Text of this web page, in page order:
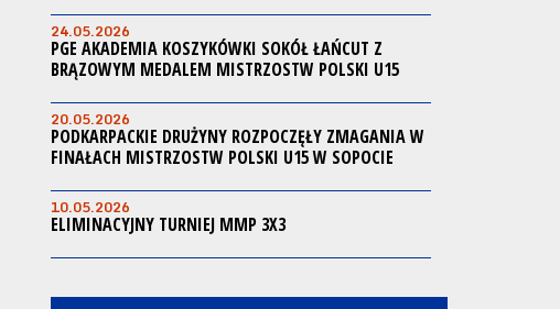
24.05.2026
PGE AKADEMIA KOSZYKÓWKI SOKÓŁ ŁAŃCUT Z
BRĄZOWYM MEDALEM MISTRZOSTW POLSKI U15
20.05.2026
PODKARPACKIE DRUŻYNY ROZPOCZĘŁY ZMAGANIA W
FINAŁACH MISTRZOSTW POLSKI U15 W SOPOCIE
10.05.2026
ELIMINACYJNY TURNIEJ MMP 3X3